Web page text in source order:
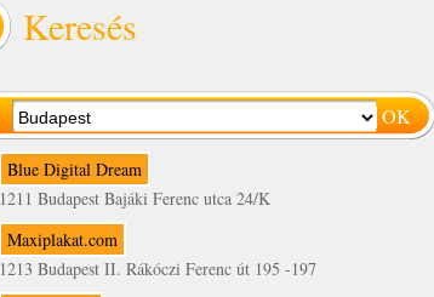
Keresés
Blue Digital Dream
1211 Budapest Bajáki Ferenc utca 24/K
Maxiplakat.com
1213 Budapest II. Rákóczi Ferenc út 195 -197